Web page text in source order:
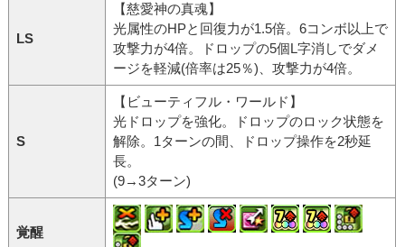
LS
【慈愛神の真魂】
光属性のHPと回復力が1.5倍。6コンボ以上で
攻撃力が4倍。ドロップの5個L字消しでダメ
ージを軽減(倍率は25％)、攻撃力が4倍。
S
【ビューティフル・ワールド】
光ドロップを強化。ドロップのロック状態を
解除。1ターンの間、ドロップ操作を2秒延
長。
(9→3ターン)
覚醒